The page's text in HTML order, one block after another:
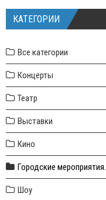
КАТЕГОРИИ
Все категории
Концерты
Театр
Выставки
Кино
Городские мероприятия.
Шоу